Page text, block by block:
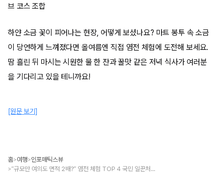
브 코스 조합
하얀 소금 꽃이 피어나는 현장, 어떻게 보셨나요? 마트 봉투 속 소금
이 당연하게 느껴졌다면 올여름엔 직접 염전 체험에 도전해 보세요.
땀 흘린 뒤 마시는 시원한 물 한 잔과 꿀맛 같은 저녁 식사가 여러분
을 기다리고 있을 테니까요!
[원문 보기]
홈>여행>인포매틱스뷰
> “규모만 여의도 면적 2배?” 염전 체험 TOP 4 국민 일꾼처럼 일하면 오늘 저녁 밥맛 꿀맛입니다